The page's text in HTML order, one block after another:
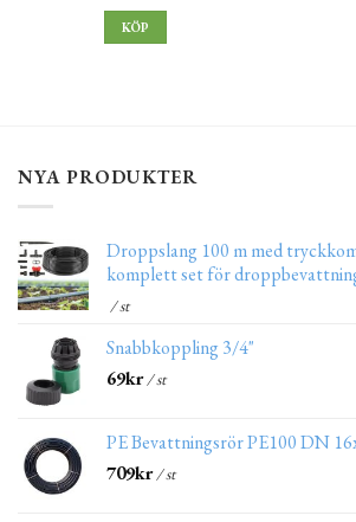
KÖP
NYA PRODUKTER
Droppslang 100 m med
komplett set för
/ st
Snabbkoppling 3/4"
69kr/ st
PE Bevattningsrör PE100 DN
709kr/ st